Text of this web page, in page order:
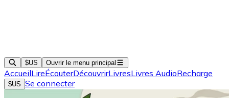
$US Ouvrir le menu principal
AccueilLireÉcouterDécouvrirLivresLivres AudioRecharge
$US Se connecter